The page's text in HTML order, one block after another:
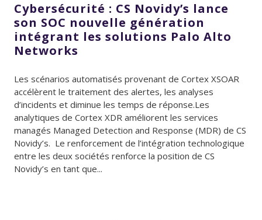
Cybersécurité : CS Novidy’s lance
son SOC nouvelle génération
intégrant les solutions Palo Alto
Networks
Les scénarios automatisés provenant de Cortex XSOAR
accélèrent le traitement des alertes, les analyses
d’incidents et diminue les temps de réponse.Les
analytiques de Cortex XDR améliorent les services
managés Managed Detection and Response (MDR) de CS
Novidy’s. Le renforcement de l’intégration technologique
entre les deux sociétés renforce la position de CS
Novidy’s en tant que...